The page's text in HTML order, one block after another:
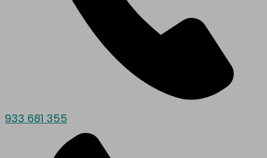
933 681 355